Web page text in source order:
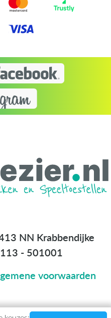
NN Krabbendijke
- 501001
voorwaarden